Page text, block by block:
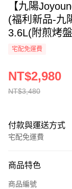
【九陽
(福利新品-九
3.6L(附煎烤
宅配免運費
NT$3,480
NT$2,980
付款與運送方式
宅配免運費
全家線上支付
商品特色
商品編號